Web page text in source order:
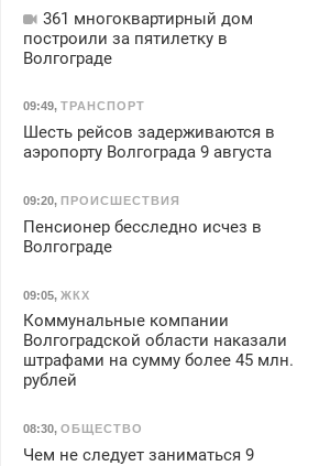
361 многоквартирный дом
построили за пятилетку в
Волгограде
09:49, ТРАНСПОРТ
Шесть рейсов задерживаются в
аэропорту Волгограда 9 августа
09:20, ПРОИСШЕСТВИЯ
Пенсионер бесследно исчез в
Волгограде
09:05, ЖКХ
Коммунальные компании
Волгоградской области наказали
штрафами на сумму более 45 млн.
рублей
08:30, ОБЩЕСТВО
Чем не следует заниматься 9